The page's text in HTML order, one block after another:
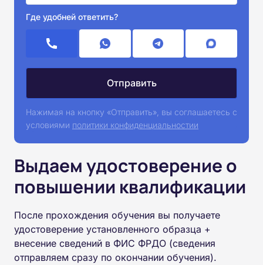
Где удобней ответить?
Нажимая на кнопку «Отправить», вы соглашаетесь с
условиями политики конфиденциальностии
Выдаем удостоверение о
повышении квалификации
После прохождения обучения вы получаете
удостоверение установленного образца +
внесение сведений в ФИС ФРДО (сведения
отправляем сразу по окончании обучения).